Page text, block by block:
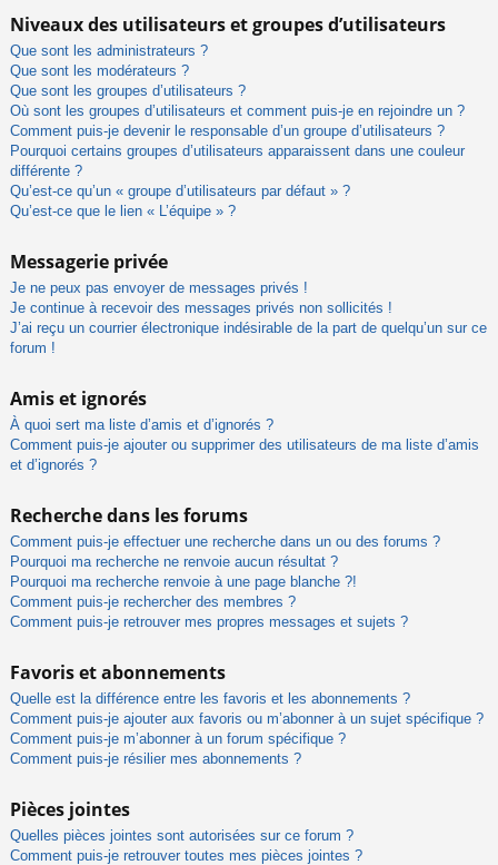
Niveaux des utilisateurs et groupes d’utilisateurs
Que sont les administrateurs ?
Que sont les modérateurs ?
Que sont les groupes d’utilisateurs ?
Où sont les groupes d’utilisateurs et comment puis-je en rejoindre un ?
Comment puis-je devenir le responsable d’un groupe d’utilisateurs ?
Pourquoi certains groupes d’utilisateurs apparaissent dans une couleur
différente ?
Qu’est-ce qu’un « groupe d’utilisateurs par défaut » ?
Qu’est-ce que le lien « L’équipe » ?
Messagerie privée
Je ne peux pas envoyer de messages privés !
Je continue à recevoir des messages privés non sollicités !
J’ai reçu un courrier électronique indésirable de la part de quelqu’un sur ce
forum !
Amis et ignorés
À quoi sert ma liste d’amis et d’ignorés ?
Comment puis-je ajouter ou supprimer des utilisateurs de ma liste d’amis
et d’ignorés ?
Recherche dans les forums
Comment puis-je effectuer une recherche dans un ou des forums ?
Pourquoi ma recherche ne renvoie aucun résultat ?
Pourquoi ma recherche renvoie à une page blanche ?!
Comment puis-je rechercher des membres ?
Comment puis-je retrouver mes propres messages et sujets ?
Favoris et abonnements
Quelle est la différence entre les favoris et les abonnements ?
Comment puis-je ajouter aux favoris ou m’abonner à un sujet spécifique ?
Comment puis-je m’abonner à un forum spécifique ?
Comment puis-je résilier mes abonnements ?
Pièces jointes
Quelles pièces jointes sont autorisées sur ce forum ?
Comment puis-je retrouver toutes mes pièces jointes ?